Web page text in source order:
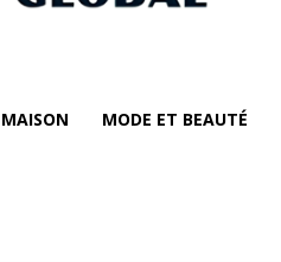
MAISON MODE ET BEAUTÉ